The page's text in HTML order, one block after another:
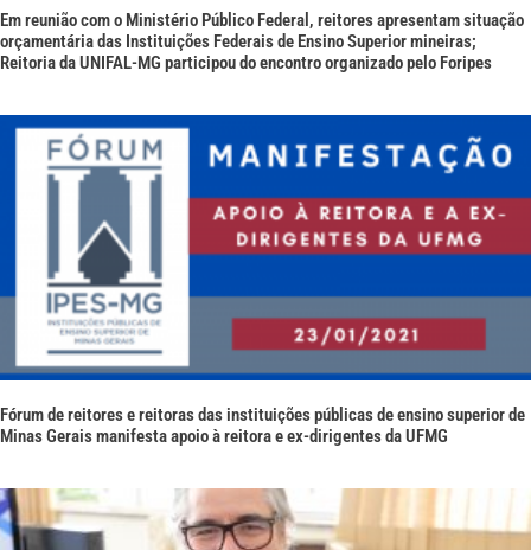
Em reunião com o Ministério Público Federal, reitores apresentam situação
orçamentária das Instituições Federais de Ensino Superior mineiras;
Reitoria da UNIFAL-MG participou do encontro organizado pelo Foripes
Fórum de reitores e reitoras das instituições públicas de ensino superior de
Minas Gerais manifesta apoio à reitora e ex-dirigentes da UFMG